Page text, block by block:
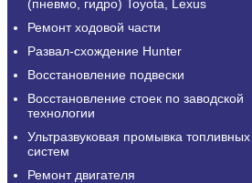
(пневмо, гидро) Toyota, Lexus
Ремонт ходовой части
Развал-схождение Hunter
Восстановление подвески
Восстановление стоек по заводской
технологии
Ультразвуковая промывка топливных
систем
Ремонт двигателя